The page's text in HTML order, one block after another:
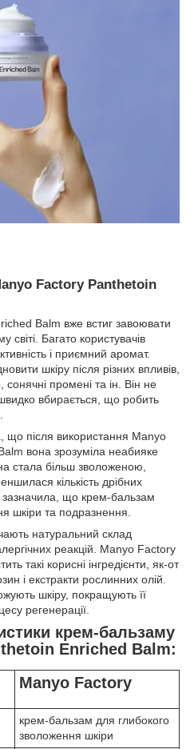
Factory Panthetoin
Balm вже встиг завоювати
світі. Багато користувачів
і приємний аромат.
шкіру після різних впливів,
сонячні промені та ін. Він не
вбирається, що робить
що після використання Manyo
вона зрозуміла неабияке
стала більш зволоженою,
кількість дрібних
що крем-бальзам
шкіри та подразнення.
натуральний склад
реакцій. Manyo Factory
такі корисні інгредієнти, як-от
і екстракти рослинних олій.
шкіру, покращують її
регенерації.
крем-бальзаму
Enriched Balm:
Manyo Factory
крем-бальзам для глибокого
зволоження шкіри